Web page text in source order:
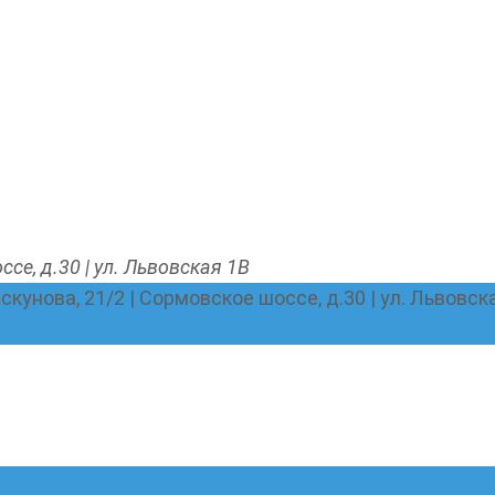
д.30 | ул. Львовская 1В
21/2 | Сормовское шоссе, д.30 | ул.